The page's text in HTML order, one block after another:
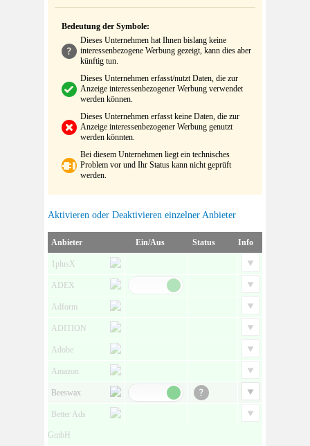
Bedeutung der Symbole:
Dieses Unternehmen hat Ihnen bislang keine
interessenbezogene Werbung gezeigt, kann dies aber
künftig tun.
Dieses Unternehmen erfasst/nutzt Daten, die zur
Anzeige interessenbezogener Werbung verwendet
werden können.
Dieses Unternehmen erfasst keine Daten, die zur
Anzeige interessenbezogener Werbung genutzt
werden könnten.
Bei diesem Unternehmen liegt ein technisches
Problem vor und Ihr Status kann nicht geprüft
werden.